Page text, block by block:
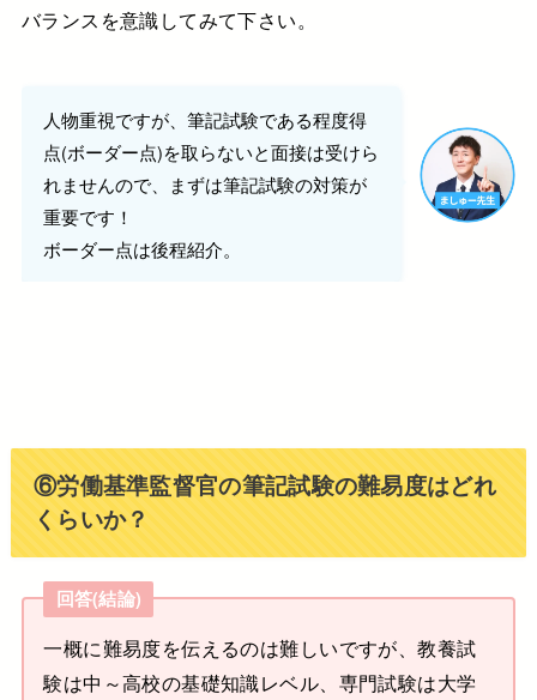
バランスを意識してみて下さい。
人物重視ですが、筆記試験である程度得
点(ボーダー点)を取らないと面接は受けら
れませんので、まずは筆記試験の対策が
重要です！
ボーダー点は後程紹介。
⑥労働基準監督官の筆記試験の難易度はどれ
くらいか？
回答(結論)
一概に難易度を伝えるのは難しいですが、教養試
験は中～高校の基礎知識レベル、専門試験は大学